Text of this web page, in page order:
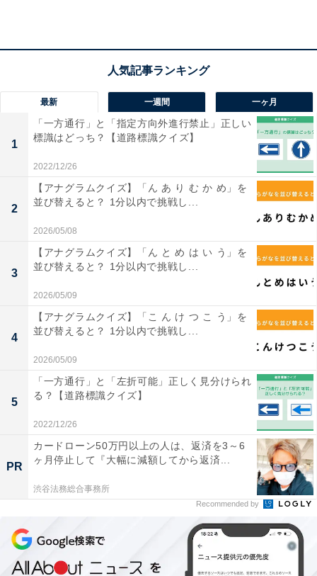
最新 一週間 一ヶ月
1
「一方通行」と「指定方向外進行禁止」正しい
標識はどっち？【道路標識クイズ】
2022/12/26
2
【アナグラムクイズ】「ん あ り む か め」を
並び替えると？ 1分以内で挑戦し...
2026/05/08
3
【アナグラムクイズ】「ん と め は い う」を
並び替えると？ 1分以内で挑戦し...
2026/05/09
4
【アナグラムクイズ】「こ ん け つ こ う」を
並び替えると？ 1分以内で挑戦し...
2026/05/09
5
「一方通行」と「左折可能」正しく見分けられ
る？【道路標識クイズ】
2022/12/26
PR
カードローン50万円以上の人は、返済を3～6
ヶ月停止して『大幅に減額してから返済...
渋谷法務総合事務所
Recommended by